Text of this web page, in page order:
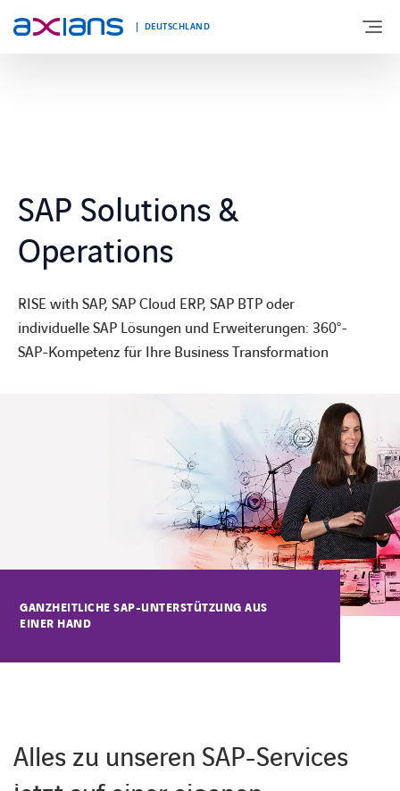
DEUTSCHLAND
NEWS UND INSIGHTS
SAP Solutions &
Operations
RISE with SAP, SAP Cloud ERP, SAP BTP oder
individuelle SAP Lösungen und Erweiterungen: 360°-
SAP-Kompetenz für Ihre Business Transformation
GANZHEITLICHE SAP-UNTERSTÜTZUNG AUS
EINER HAND
Alles zu unseren SAP-Services